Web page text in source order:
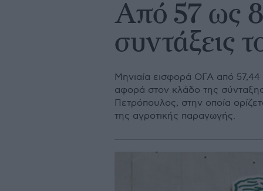
Από 57 ως
συντάξεις
Μηνιαία εισφορά ΟΓΑ από
αφορά στον κλάδο της
Πετρόπουλος, στην οποία
της αγροτικής παραγωγής.